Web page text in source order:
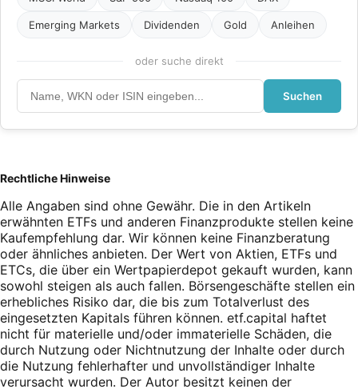
Emerging Markets Dividenden Gold Anleihen
oder suche direkt
Suchen
Rechtliche Hinweise
Alle Angaben sind ohne Gewähr. Die in den Artikeln
erwähnten ETFs und anderen Finanzprodukte stellen keine
Kaufempfehlung dar. Wir können keine Finanzberatung
oder ähnliches anbieten. Der Wert von Aktien, ETFs und
ETCs, die über ein Wertpapierdepot gekauft wurden, kann
sowohl steigen als auch fallen. Börsengeschäfte stellen ein
erhebliches Risiko dar, die bis zum Totalverlust des
eingesetzten Kapitals führen können. etf.capital haftet
nicht für materielle und/oder immaterielle Schäden, die
durch Nutzung oder Nichtnutzung der Inhalte oder durch
die Nutzung fehlerhafter und unvollständiger Inhalte
verursacht wurden. Der Autor besitzt keinen der